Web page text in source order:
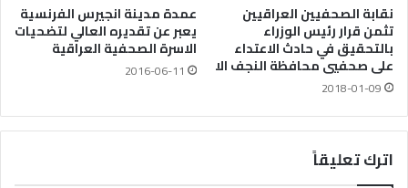
نقابة الصحفيين العراقيين
تثمن قرار رئيس الوزراء
بالتحقيق في حادث الاعتداء
على صحفيي محافظة النجف الا
2018-01-09
عمدة مدينة انجيرس الفرنسية
يعبر عن تقديره العالي لتضحيات
الاسرة الصحفية العراقية
2016-06-11
اترك تعليقاً